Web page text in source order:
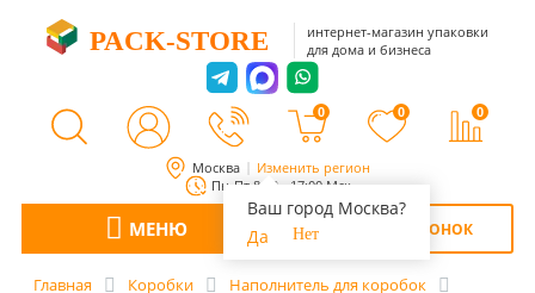
Москва Изменить регион
Ваш город Москва?
Да
Нет
Пн-Пт 8:00 - 17:00 Мск
PACK-STORE
интернет-магазин упаковки
для дома и бизнеса
0 0 0
МЕНЮ ОБРАТНЫЙ ЗВОНОК
Главная Коробки
Наполнитель для коробок